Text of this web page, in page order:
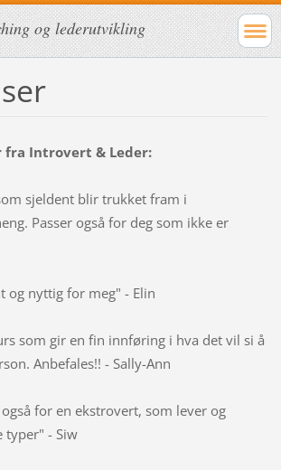
og lederutvikling
fra Introvert & Leder:
sjeldent blir trukket fram i
Passer også for deg som ikke er
og nyttig for meg" - Elin
som gir en fin innføring i hva det vil si å
Anbefales!! - Sally-Ann
for en ekstrovert, som lever og
typer" - Siw